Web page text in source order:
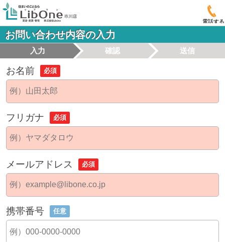
電話する
お問い合わせ内容の入力
入力 確認 送信
お名前 必須
フリガナ 必須
メールアドレス 必須
携帯番号 任意